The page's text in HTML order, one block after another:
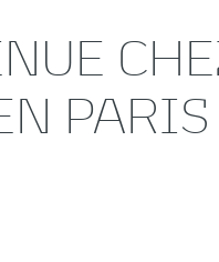
PARIS